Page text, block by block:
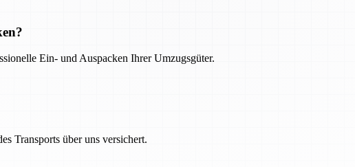
Ein- und Auspacken Ihrer Umzugsgüter.
Transports über uns versichert.